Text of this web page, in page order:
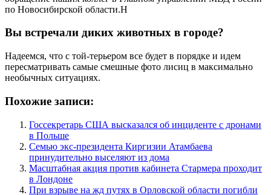
по Новосибирской области.Н
Вы встречали диких животных в городе?
Надеемся, что с той-терьером все будет в порядке и идем
пересматривать самые смешные фото лисиц в максимально
необычных ситуациях.
Похожие записи:
Госсекретарь США высказался об инциденте с дронами
в Польше
Семью экс-президента Киргизии Атамбаева
принудительно выселяют из дома
Масштабная акция против кабинета Стармера проходит
в Лондоне
При взрыве на жд путях в Орловской области погибли